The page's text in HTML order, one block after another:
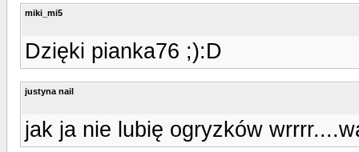
miki_mi5
Dzięki pianka76 ;):D
justyna nail
jak ja nie lubię ogryzków